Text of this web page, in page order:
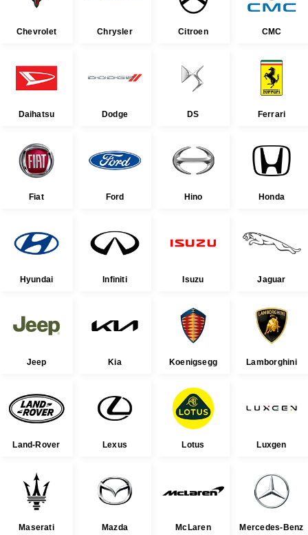
Chevrolet Chrysler Citroen CMC
Daihatsu Dodge DS Ferrari
Fiat Ford Hino Honda
Hyundai Infiniti Isuzu Jaguar
Jeep Kia Koenigsegg Lamborghini
Land-Rover Lexus Lotus Luxgen
Maserati Mazda McLaren Mercedes-Benz